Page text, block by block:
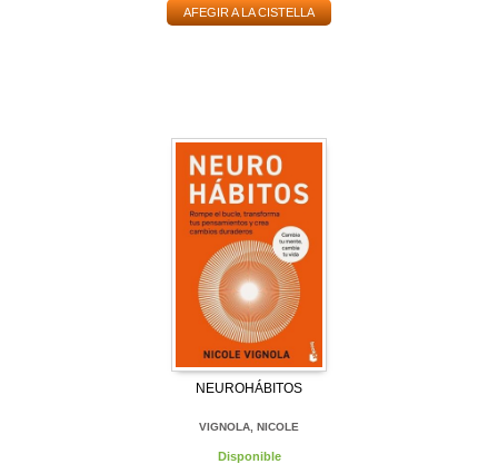
AFEGIR A LA CISTELLA
NEUROHÁBITOS
VIGNOLA, NICOLE
Disponible